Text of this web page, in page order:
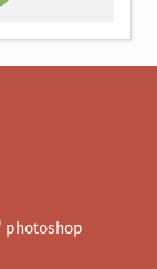
photoshop